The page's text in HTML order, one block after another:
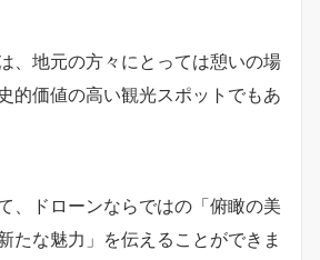
、地元の方々にとっては憩いの場
的価値の高い観光スポットでもあ
、ドローンならではの「俯瞰の美
たな魅力」を伝えることができま